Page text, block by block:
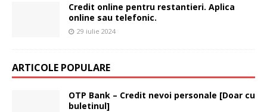
Credit online pentru restantieri. Aplica
online sau telefonic.
29 iulie 2024
ARTICOLE POPULARE
OTP Bank – Credit nevoi personale [Doar cu
buletinul]